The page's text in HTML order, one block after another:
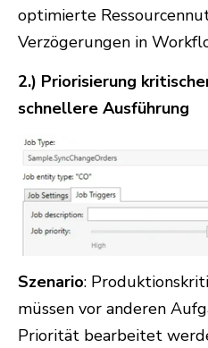
optimierte
Verzögerungen in
2.) Priorisierung
schnellere Ausführung
Szenario:
müssen vor anderen
Priorität bearbeitet